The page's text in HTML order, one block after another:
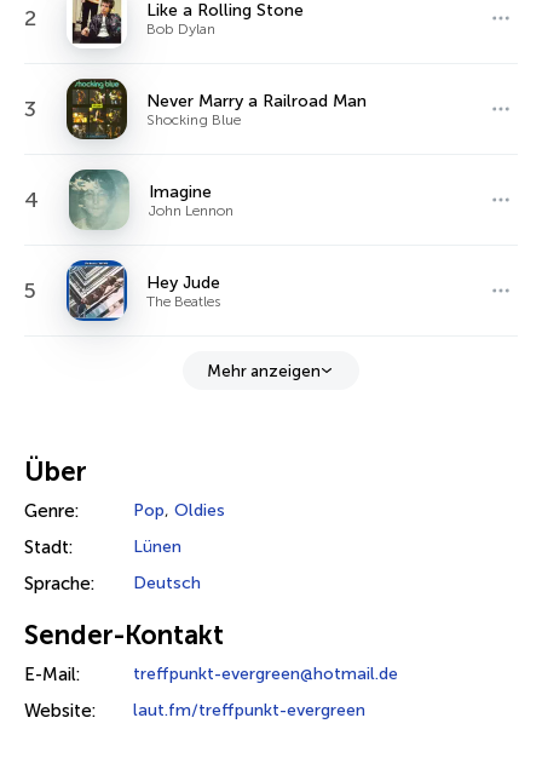
2 Like a Rolling Stone
Bob Dylan
3 Never Marry a Railroad Man
Shocking Blue
4 Imagine
John Lennon
5 Hey Jude
The Beatles
Mehr anzeigen
Über
Genre: Pop, Oldies
Stadt: Lünen
Sprache: Deutsch
Sender-Kontakt
E-Mail: treffpunkt-evergreen@hotmail.de
Website: laut.fm/treffpunkt-evergreen